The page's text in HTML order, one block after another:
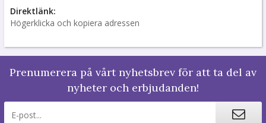
Direktlänk:
Högerklicka och kopiera adressen
Prenumerera på vårt nyhetsbrev för att ta del av
nyheter och erbjudanden!